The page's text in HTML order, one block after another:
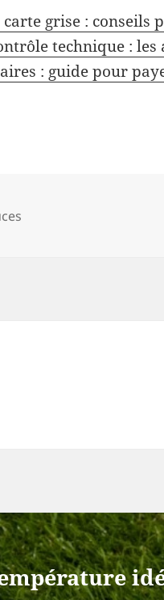
grise : conseils
technique : les
: guide pour